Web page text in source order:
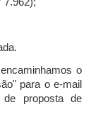
7.962);
o
para o e-mail
de proposta de